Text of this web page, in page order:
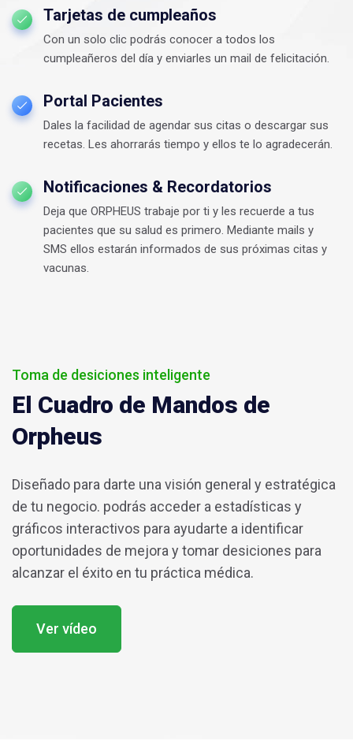
Tarjetas de cumpleaños
Con un solo clic podrás conocer a todos los
cumpleañeros del día y enviarles un mail de felicitación.
Portal Pacientes
Dales la facilidad de agendar sus citas o descargar sus
recetas. Les ahorrarás tiempo y ellos te lo agradecerán.
Notificaciones & Recordatorios
Deja que ORPHEUS trabaje por ti y les recuerde a tus
pacientes que su salud es primero. Mediante mails y
SMS ellos estarán informados de sus próximas citas y
vacunas.
Toma de desiciones inteligente
El Cuadro de Mandos de
Orpheus
Diseñado para darte una visión general y estratégica
de tu negocio. podrás acceder a estadísticas y
gráficos interactivos para ayudarte a identificar
oportunidades de mejora y tomar desiciones para
alcanzar el éxito en tu práctica médica.
Ver vídeo